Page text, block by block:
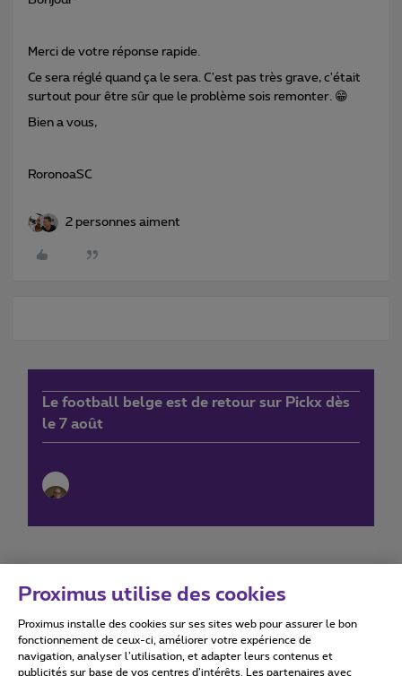
Merci de votre réponse rapide.
Ce sera réglé quand ça le sera. C'est pas très grave, c'était
surtout pour être sûr que le problème sois remonter. 😁
Bien a vous,
RoronoaSC
2 personnes aiment
Le football belge est de retour sur Pickx dès
le 7 août
Conditions d'utilisation Accessibility statement
Proximus utilise des cookies
Proximus installe des cookies sur ses sites web pour assurer le bon
fonctionnement de ceux-ci, améliorer votre expérience de
navigation, analyser l’utilisation, et adapter leurs contenus et
publicités sur base de vos centres d’intérêts. Les partenaires avec